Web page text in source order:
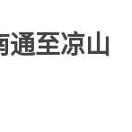
通至凉山